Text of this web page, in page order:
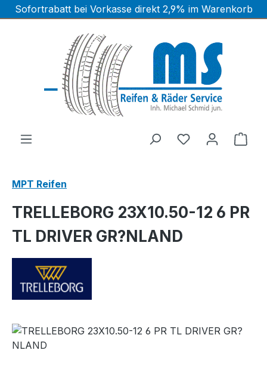
Zum Hauptinhalt springen
Sofortrabatt bei Vorkasse direkt 2,9% im Warenkorb
MPT Reifen
TRELLEBORG 23X10.50-12 6 PR
TL DRIVER GR?NLAND
Bildergalerie überspringen